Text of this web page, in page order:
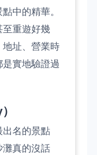
中的精華。
至重遊好幾
地址、營業時
實地驗證過
出名的景點
灘真的沒話